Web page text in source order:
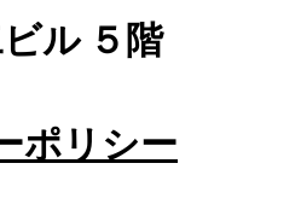
ル ５階
ポリシー